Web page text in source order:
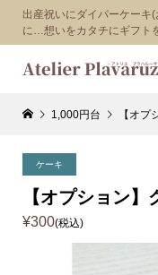
出産祝いにダイパーケーキ
に…想いをカタチにギフト
1,000円台 【オ
ケーキ
【オプション
¥300(税込)